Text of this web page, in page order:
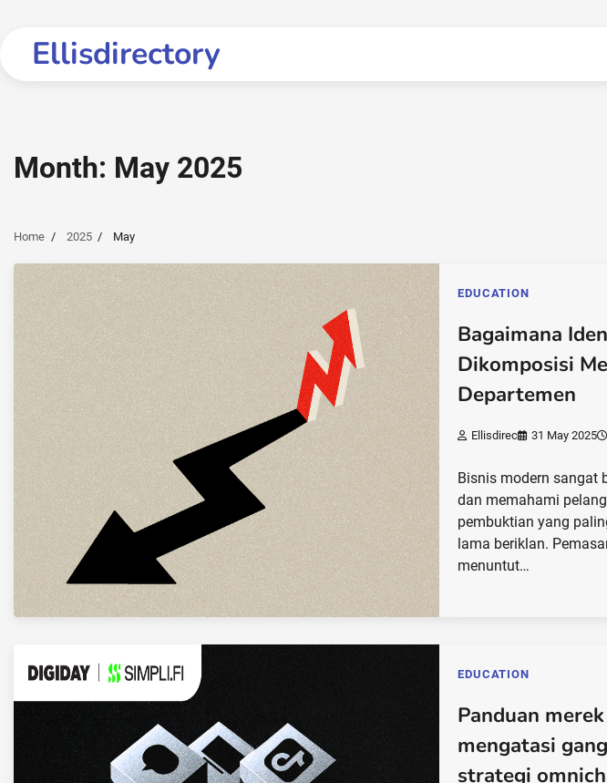
contentEllisdirectory
Month: May 2025
Home 2025 May
EDUCATION
Bagaimana
Dikomposisi
Departemen
Ellisdirec 31 May 2025
Bisnis modern sangat
dan memahami
pembuktian yang
lama beriklan.
menuntut…
EDUCATION
Panduan
mengatasi
strategi